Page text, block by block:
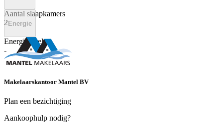
Aantal slaapkamers
2Energie
Energielabel
-
Makelaarskantoor Mantel BV
Plan een bezichtiging
Aankoophulp nodig?